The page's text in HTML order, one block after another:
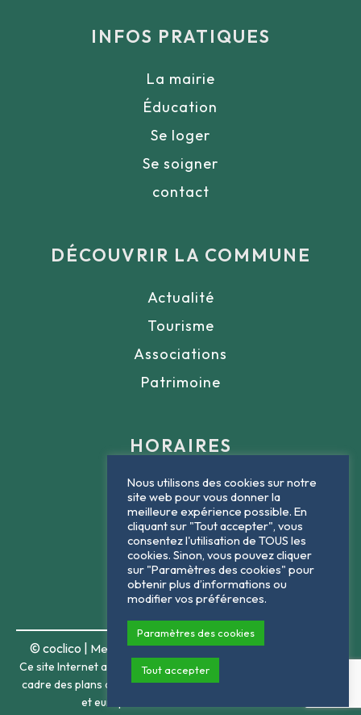
INFOS PRATIQUES
La mairie
Éducation
Se loger
Se soigner
contact
DÉCOUVRIR LA COMMUNE
Actualité
Tourisme
Associations
Patrimoine
HORAIRES
Lundi : 9h - 12h
Mardi : 9h - 12h
Jeudi : 9h - 12h
Vendredi : 9h - 12h
© coclico | Mentions légales|Politique de confidentialité
Ce site Internet a été financé dans le
cadre des plans de relance français
et européen
Nous utilisons des cookies sur notre
site web pour vous donner la
meilleure expérience possible. En
cliquant sur "Tout accepter", vous
consentez l'utilisation de TOUS les
cookies. Sinon, vous pouvez cliquer
sur "Paramètres des cookies" pour
obtenir plus d’informations ou
modifier vos préférences.
Paramètres des cookies
Tout accepter